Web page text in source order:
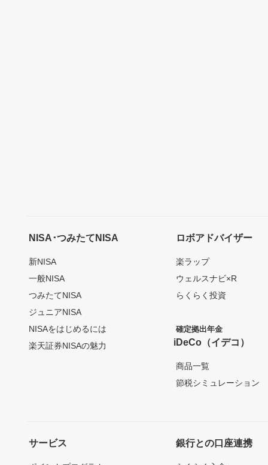
NISA･つみたてNISA
新NISA
一般NISA
つみたてNISA
ジュニアNISA
NISAをはじめるには
楽天証券NISAの魅力
ロボアドバイザー
楽ラップ
ウェルスナビ×R
らくらく投資
確定拠出年金
iDeCo（イデコ）
商品一覧
節税シミュレーション
サービス 銀行との口座連携